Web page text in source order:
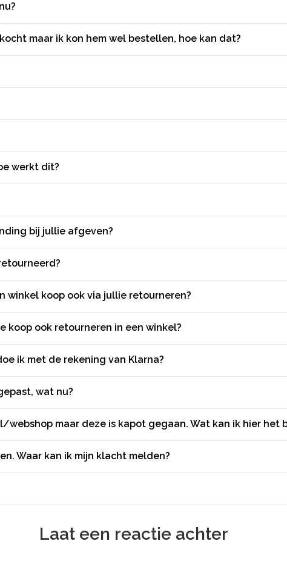
maar ik kon hem wel bestellen, hoe kan dat?
werkt dit?
bij jullie afgeven?
winkel koop ook via jullie retourneren?
koop ook retourneren in een winkel?
ik met de rekening van Klarna?
wat nu?
webshop maar deze is kapot gegaan. Wat kan ik hier het
Waar kan ik mijn klacht melden?
Laat een reactie achter